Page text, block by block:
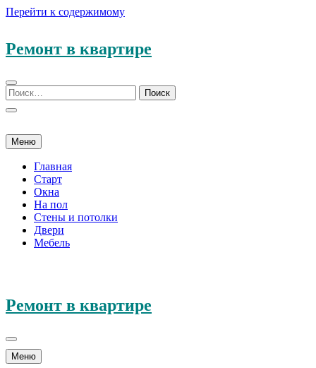
Перейти к содержимому
Ремонт в квартире
Меню
Главная
Старт
Окна
На пол
Стены и потолки
Двери
Мебель
Ремонт в квартире
Меню